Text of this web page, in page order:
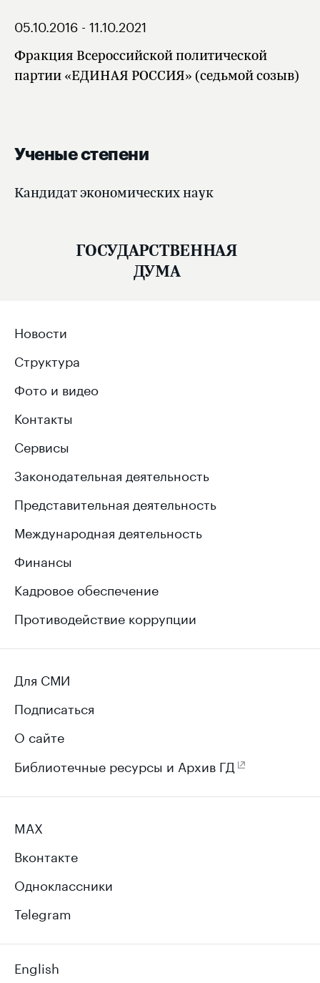
05.10.2016 - 11.10.2021
Фракция Всероссийской политической
партии «ЕДИНАЯ РОССИЯ» (седьмой созыв)
Ученые степени
Кандидат экономических наук
ГОСУДАРСТВЕННАЯ
ДУМА
Новости
Структура
Фото и видео
Контакты
Сервисы
Законодательная деятельность
Представительная деятельность
Международная деятельность
Финансы
Кадровое обеспечение
Противодействие коррупции
Для СМИ
Подписаться
О сайте
Библиотечные ресурсы и Архив ГД
MAX
Вконтакте
Одноклассники
Telegram
English